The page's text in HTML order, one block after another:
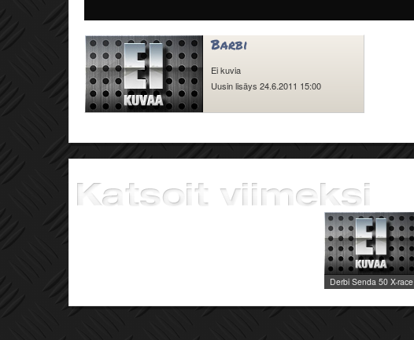
Barbi
Ei kuvia
Uusin lisäys 24.6.2011 15:00
Derbi Senda 50 X-race